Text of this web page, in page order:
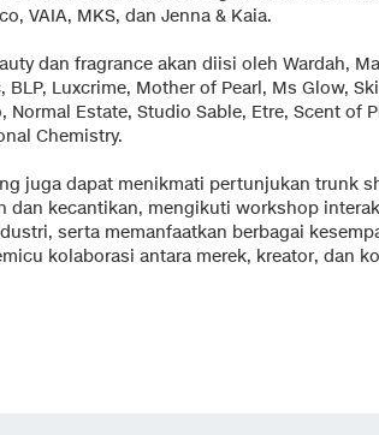
VAIA, MKS, dan Jenna & Kaia.
dan fragrance akan diisi oleh Wardah,
BLP, Luxcrime, Mother of Pearl, Ms Glow,
Normal Estate, Studio Sable, Etre, Scent of
Chemistry.
juga dapat menikmati pertunjukan trunk
dan kecantikan, mengikuti workshop
serta memanfaatkan berbagai
kolaborasi antara merek, kreator, dan